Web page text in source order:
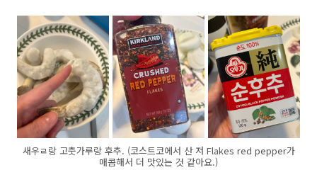
새우ㄹ랑 고춧가루랑 후추. (코스트코에서 산 저 Flakes red pepper가
매콤해서 더 맛있는 것 같아요.)